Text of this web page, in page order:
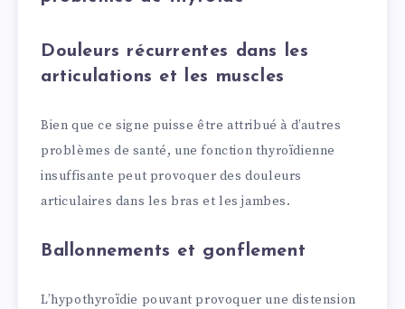
Douleurs récurrentes dans les
articulations et les muscles
Bien que ce signe puisse être attribué à d’autres
problèmes de santé, une fonction thyroïdienne
insuffisante peut provoquer des douleurs
articulaires dans les bras et les jambes.
Ballonnements et gonflement
L’hypothyroïdie pouvant provoquer une distension